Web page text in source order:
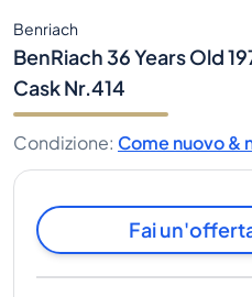
Benriach
BenRiach 36 Years Old
Cask Nr.414
Condizione: Come nuovo &
Fai